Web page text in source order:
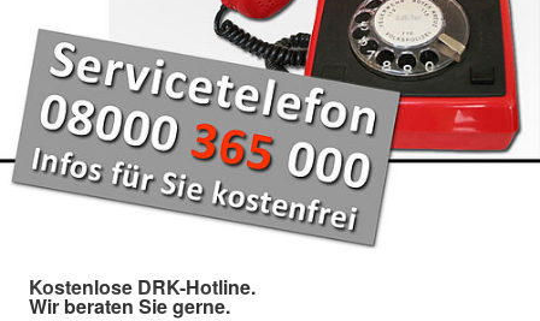
Kostenlose DRK-Hotline.
Wir beraten Sie gerne.